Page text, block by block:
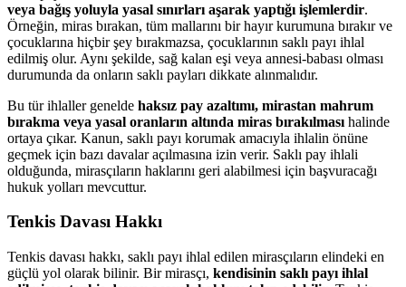
veya bağış yoluyla yasal sınırları aşarak yaptığı işlemlerdir.
Örneğin, miras bırakan, tüm mallarını bir hayır kurumuna bırakır ve
çocuklarına hiçbir şey bırakmazsa, çocuklarının saklı payı ihlal
edilmiş olur. Aynı şekilde, sağ kalan eşi veya annesi-babası olması
durumunda da onların saklı payları dikkate alınmalıdır.
Bu tür ihlaller genelde haksız pay azaltımı, mirastan mahrum
bırakma veya yasal oranların altında miras bırakılması halinde
ortaya çıkar. Kanun, saklı payı korumak amacıyla ihlalin önüne
geçmek için bazı davalar açılmasına izin verir. Saklı pay ihlali
olduğunda, mirasçıların haklarını geri alabilmesi için başvuracağı
hukuk yolları mevcuttur.
Tenkis Davası Hakkı
Tenkis davası hakkı, saklı payı ihlal edilen mirasçıların elindeki en
güçlü yol olarak bilinir. Bir mirasçı, kendisinin saklı payı ihlal